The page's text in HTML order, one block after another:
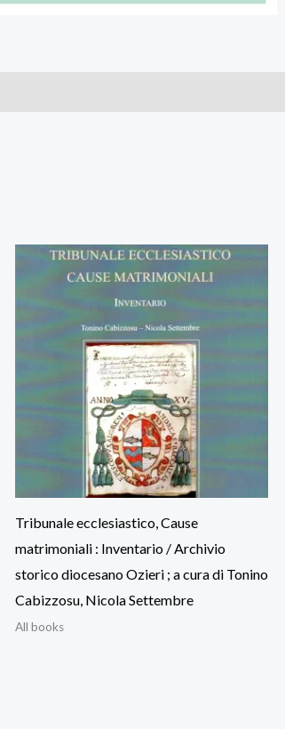
Tribunale ecclesiastico, Cause
matrimoniali : Inventario / Archivio
storico diocesano Ozieri ; a cura di Tonino
Cabizzosu, Nicola Settembre
All books